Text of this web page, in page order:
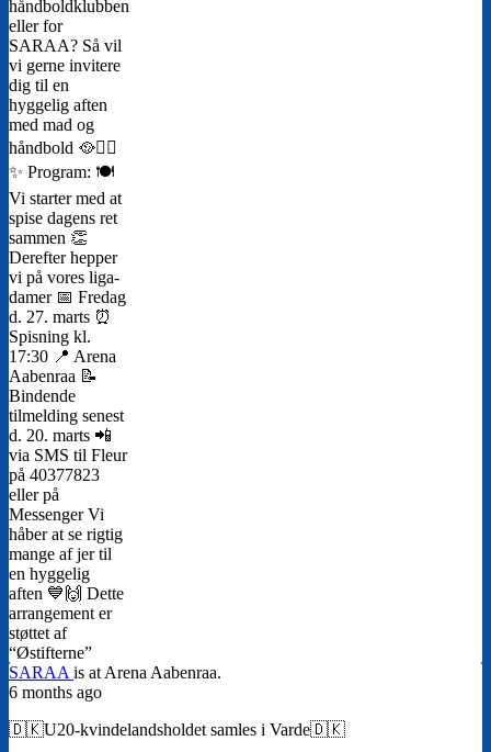
SARAA is at Arena Aabenraa.
6 months ago
🇩🇰U20-kvindelandsholdet samles i Varde🇩🇰